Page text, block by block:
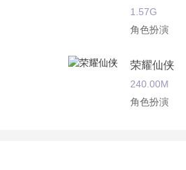
1.57G
角色扮演
荣耀仙侠
240.00M
角色扮演